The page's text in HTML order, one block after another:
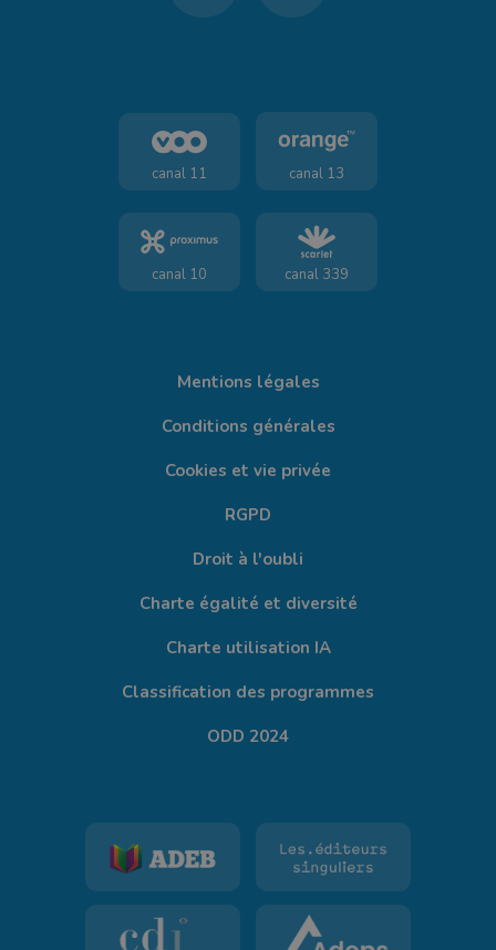
canal 11 canal 13
canal 10 canal 339
Mentions légales
Conditions générales
Cookies et vie privée
RGPD
Droit à l'oubli
Charte égalité et diversité
Charte utilisation IA
Classification des programmes
ODD 2024